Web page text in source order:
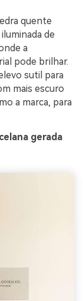
quente
de
a
pode brilhar.
sutil para
mais escuro
a marca, para
gerada